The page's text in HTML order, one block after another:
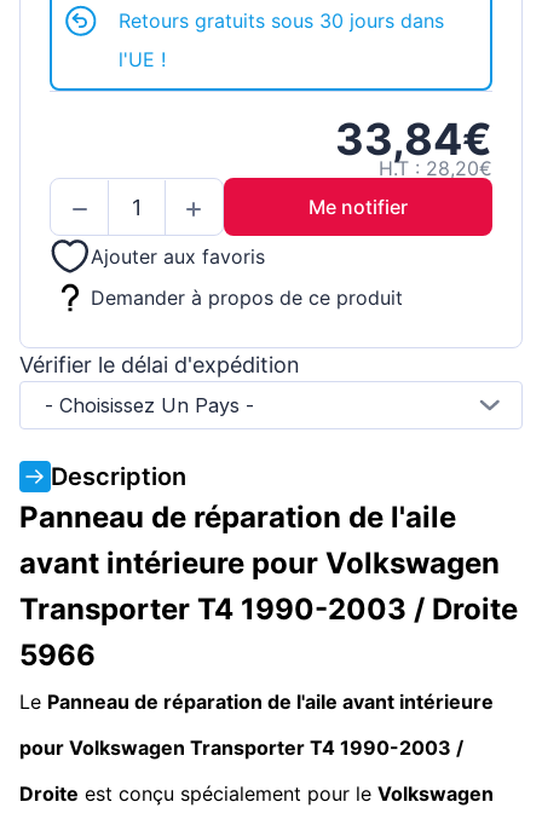
Retours gratuits sous 30 jours dans
l'UE !
33,84€
H.T : 28,20€
Me notifier
Ajouter aux favoris
Demander à propos de ce produit
Vérifier le délai d'expédition
- Choisissez Un Pays -
Description
Panneau de réparation de l'aile
avant intérieure pour Volkswagen
Transporter T4 1990-2003 / Droite
5966
Le Panneau de réparation de l'aile avant intérieure
pour Volkswagen Transporter T4 1990-2003 /
Droite est conçu spécialement pour le Volkswagen